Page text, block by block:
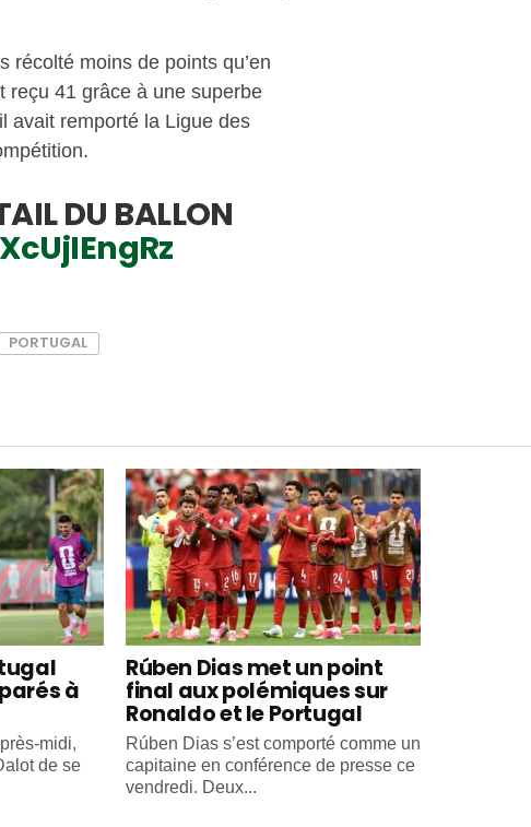
récolté moins de points qu’en
reçu 41 grâce à une superbe
avait remporté la Ligue des
DU BALLON
PORTUGAL
à
midi,
de se
Rúben Dias met un point
final aux polémiques sur
Ronaldo et le Portugal
Rúben Dias s’est comporté comme un
capitaine en conférence de presse ce
vendredi. Deux...